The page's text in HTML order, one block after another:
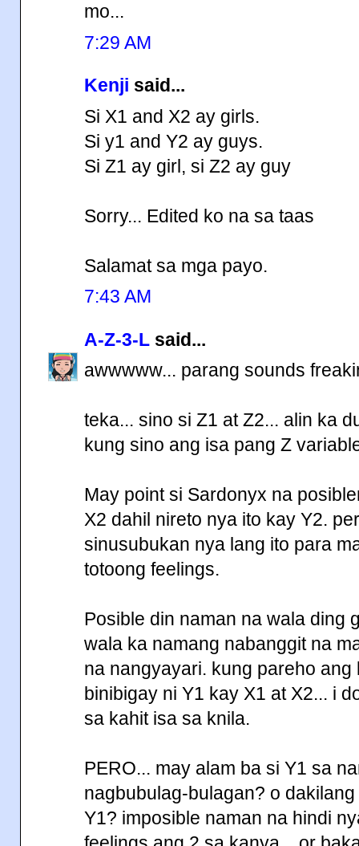
mo...
7:29 AM
Kenji said...
Si X1 and X2 ay girls.
Si y1 and Y2 ay guys.
Si Z1 ay girl, si Z2 ay guy
Sorry... Edited ko na sa taas
Salamat sa mga payo.
7:43 AM
A-Z-3-L said...
awwwww... parang sounds
teka... sino si Z1 at Z2... alin ka
kung sino ang isa pang Z
May point si Sardonyx na
X2 dahil nireto nya ito kay Y2.
sinusubukan nya lang ito para
totoong feelings.
Posible din naman na wala ding
wala ka namang nabanggit na
na nangyayari. kung pareho ang
binibigay ni Y1 kay X1 at X2... i
sa kahit isa sa knila.
PERO... may alam ba si Y1 sa
nagbubulag-bulagan? o
Y1? imposible naman na hindi